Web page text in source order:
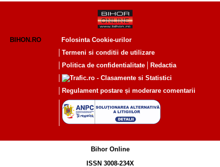
BIHON.RO
Folosinta Cookie-urilor
Termeni si conditii de utilizare
Politica de confidentialitate
Redactia
Regulament postare și moderare comentarii
Bihor Online
ISSN 3008-234X